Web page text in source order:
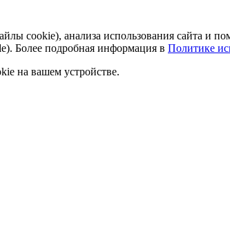
cookie), анализа использования сайта и
Более подробная информация в Политике
на вашем устройстве.